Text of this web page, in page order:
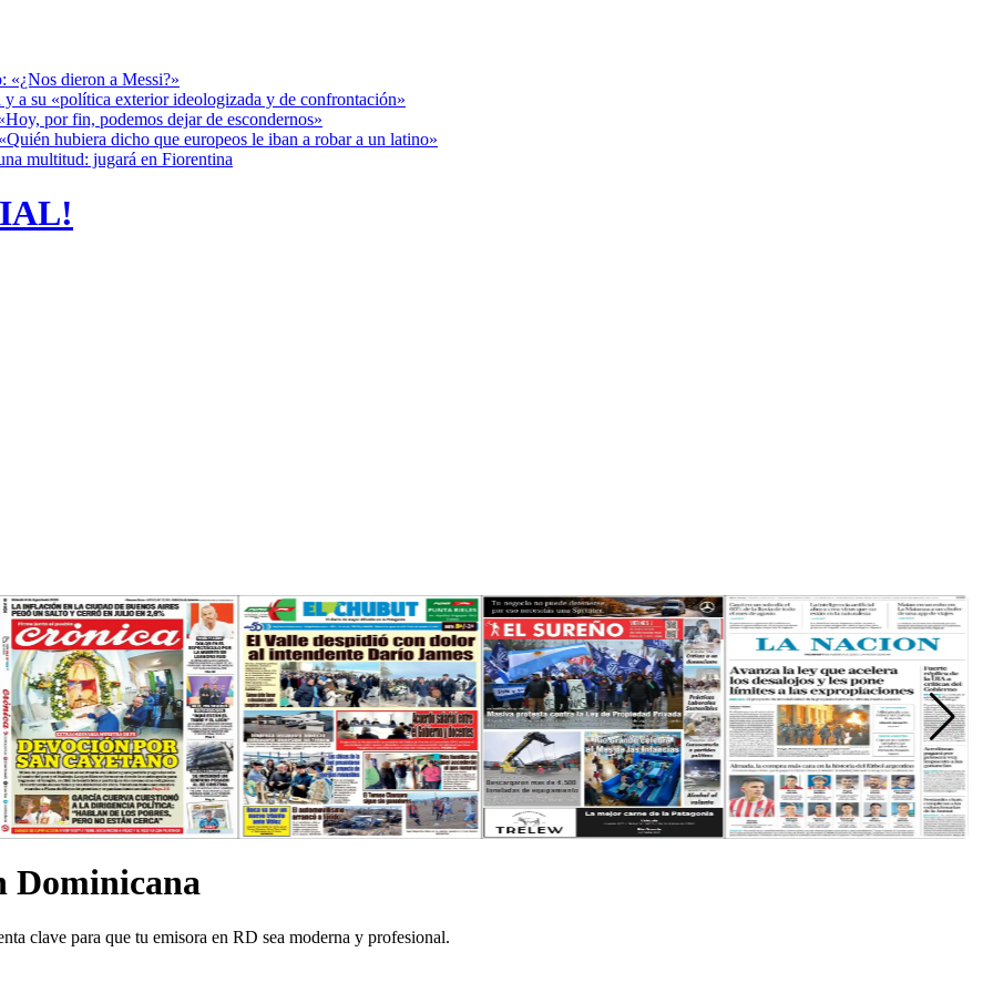
«¿Nos dieron a Messi?»
a su «política exterior ideologizada y de confrontación»
por fin, podemos dejar de escondernos»
hubiera dicho que europeos le iban a robar a un latino»
multitud: jugará en Fiorentina
Dominicana
clave para que tu emisora en RD sea moderna y profesional.